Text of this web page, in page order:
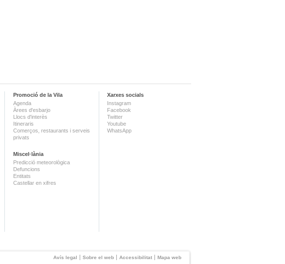
Promoció de la Vila
Agenda
Àrees d'esbarjo
Llocs d'interès
Itineraris
Comerços, restaurants i serveis
privats
Miscel·lània
Predicció meteorològica
Defuncions
Entitats
Castellar en xifres
Xarxes socials
Instagram
Facebook
Twitter
Youtube
WhatsApp
Avís legal Sobre el web Accessibilitat Mapa web